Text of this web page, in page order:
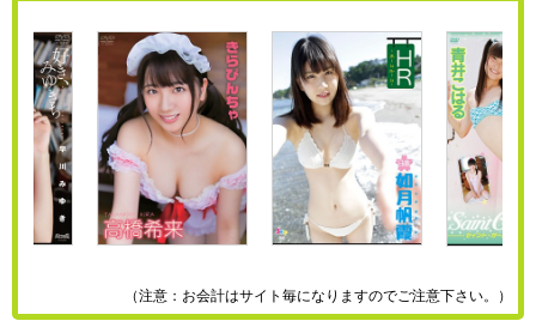
（注意：お会計はサイト毎になりますのでご注意下さい。）